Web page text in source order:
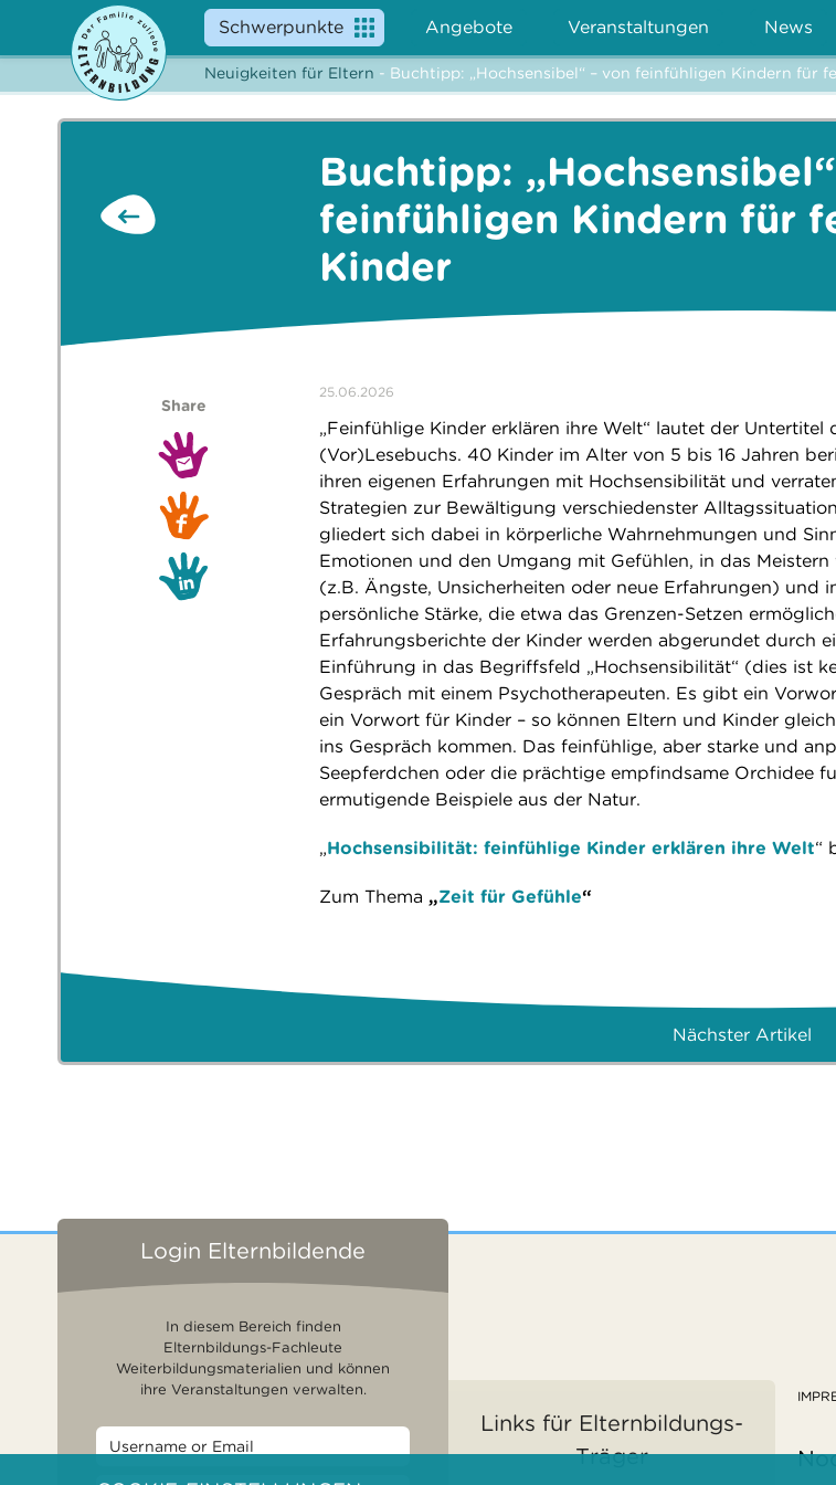
Schwerpunkte Angebote Veranstaltungen News
Neuigkeiten für Eltern - Buchtipp: „Hochsensibel“ – von feinfühligen Kindern für
Buchtipp:
feinfühligen Kindern für
Kinder
25.06.2026
„Feinfühlige Kinder erklären ihre Welt“ lautet der Untertitel
(Vor)Lesebuchs. 40 Kinder im Alter von 5 bis 16 Jahren
ihren eigenen Erfahrungen mit Hochsensibilität und
Strategien zur Bewältigung verschiedenster
gliedert sich dabei in körperliche Wahrnehmungen und
Emotionen und den Umgang mit Gefühlen, in das
(z.B. Ängste, Unsicherheiten oder neue Erfahrungen) und
persönliche Stärke, die etwa das Grenzen-Setzen
Erfahrungsberichte der Kinder werden abgerundet durch
Einführung in das Begriffsfeld „Hochsensibilität“ (dies ist
Gespräch mit einem Psychotherapeuten. Es gibt ein
ein Vorwort für Kinder – so können Eltern und Kinder
ins Gespräch kommen. Das feinfühlige, aber starke und
Seepferdchen oder die prächtige empfindsame Orchidee
ermutigende Beispiele aus der Natur.
„Hochsensibilität: feinfühlige Kinder erklären ihre Welt“
Zum Thema „Zeit für Gefühle“
Share
Nächster Artikel
Login Elternbildende
In diesem Bereich finden
Elternbildungs-Fachleute
Weiterbildungsmaterialien und können
ihre Veranstaltungen verwalten.
Links für Elternbildungs-
Träger